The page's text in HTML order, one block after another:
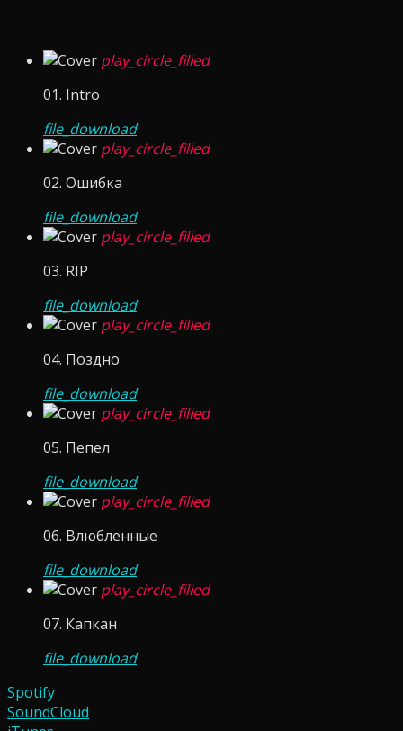
play_circle_filled
01. Intro
file_download
play_circle_filled
02. Ошибка
file_download
play_circle_filled
03. RIP
file_download
play_circle_filled
04. Поздно
file_download
play_circle_filled
05. Пепел
file_download
play_circle_filled
06. Влюбленные
file_download
play_circle_filled
07. Капкан
file_download
Spotify
SoundCloud